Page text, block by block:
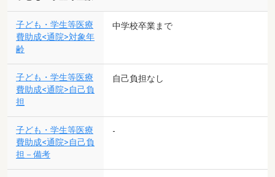
子ども・学生等医療
費助成<通院>対象年
齢
中学校卒業まで
子ども・学生等医療
費助成<通院>自己負
担
自己負担なし
子ども・学生等医療
費助成<通院>自己負
担－備考
-